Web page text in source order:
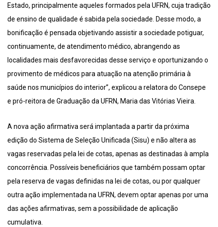
Estado, principalmente aqueles formados pela UFRN, cuja tradição
de ensino de qualidade é sabida pela sociedade. Desse modo, a
bonificação é pensada objetivando assistir a sociedade potiguar,
continuamente, de atendimento médico, abrangendo as
localidades mais desfavorecidas desse serviço e oportunizando o
provimento de médicos para atuação na atenção primária à
saúde nos municípios do interior”, explicou a relatora do Consepe
e pró-reitora de Graduação da UFRN, Maria das Vitórias Vieira.
A nova ação afirmativa será implantada a partir da próxima
edição do Sistema de Seleção Unificada (Sisu) e não altera as
vagas reservadas pela lei de cotas, apenas as destinadas à ampla
concorrência. Possíveis beneficiários que também possam optar
pela reserva de vagas definidas na lei de cotas, ou por qualquer
outra ação implementada na UFRN, devem optar apenas por uma
das ações afirmativas, sem a possibilidade de aplicação
cumulativa.